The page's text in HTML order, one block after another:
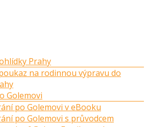
Prahy
na rodinnou výpravu do
Golemovi
po Golemovi v eBooku
po Golemovi s průvodcem